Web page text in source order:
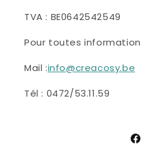
TVA : BE0642542549
Pour toutes
Mail :info@creacosy.be
Tél : 0472/53.11.59